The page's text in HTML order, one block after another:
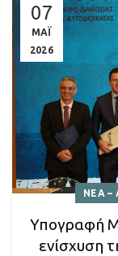
07
ΜΑΪ
2026
ΝΕΑ –
Υπογραφή
ενίσχυση